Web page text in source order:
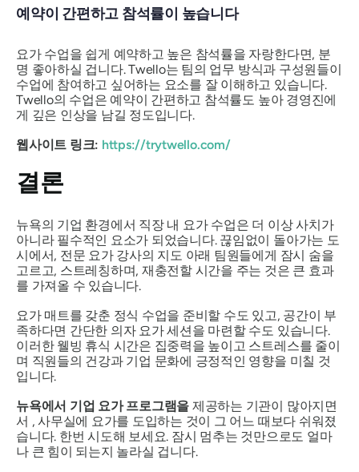
예약이 간편하고 참석률이 높습니다
요가 수업을 쉽게 예약하고 높은 참석률을 자랑한다면, 분
명 좋아하실 겁니다. Twello는 팀의 업무 방식과 구성원들이
수업에 참여하고 싶어하는 요소를 잘 이해하고 있습니다.
Twello의 수업은 예약이 간편하고 참석률도 높아 경영진에
게 깊은 인상을 남길 정도입니다.
웹사이트 링크: https://trytwello.com/
결론
뉴욕의 기업 환경에서 직장 내 요가 수업은 더 이상 사치가
아니라 필수적인 요소가 되었습니다. 끊임없이 돌아가는 도
시에서, 전문 요가 강사의 지도 아래 팀원들에게 잠시 숨을
고르고, 스트레칭하며, 재충전할 시간을 주는 것은 큰 효과
를 가져올 수 있습니다.
요가 매트를 갖춘 정식 수업을 준비할 수도 있고, 공간이 부
족하다면 간단한 의자 요가 세션을 마련할 수도 있습니다.
이러한 웰빙 휴식 시간은 집중력을 높이고 스트레스를 줄이
며 직원들의 건강과 기업 문화에 긍정적인 영향을 미칠 것
입니다.
뉴욕에서 기업 요가 프로그램을 제공하는 기관이 많아지면
서 , 사무실에 요가를 도입하는 것이 그 어느 때보다 쉬워졌
습니다. 한번 시도해 보세요. 잠시 멈추는 것만으로도 얼마
나 큰 힘이 되는지 놀라실 겁니다.